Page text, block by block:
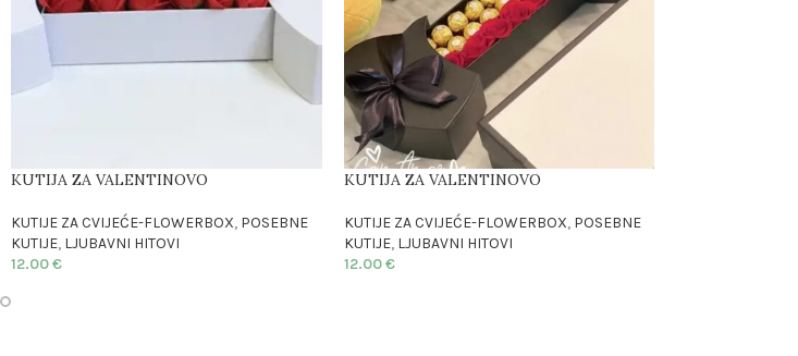
KUTIJA ZA VALENTINOVO
KUTIJE ZA CVIJEĆE-FLOWERBOX, POSEBNE
KUTIJE, LJUBAVNI HITOVI
12.00€
KUTIJA ZA VALENTINOVO
KUTIJE ZA CVIJEĆE-FLOWERBOX, POSEBNE
KUTIJE, LJUBAVNI HITOVI
12.00€